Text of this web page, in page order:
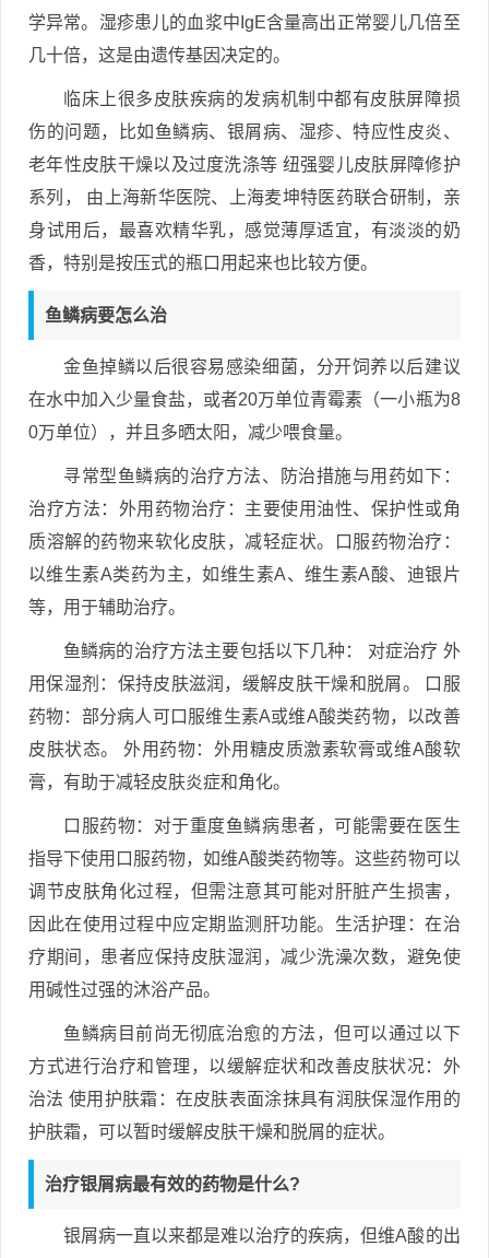
学异常。湿疹患儿的血浆中IgE含量高出正常婴儿几倍至
几十倍，这是由遗传基因决定的。
临床上很多皮肤疾病的发病机制中都有皮肤屏障损
伤的问题，比如鱼鳞病、银屑病、湿疹、特应性皮炎、
老年性皮肤干燥以及过度洗涤等 纽强婴儿皮肤屏障修护
系列， 由上海新华医院、上海麦坤特医药联合研制，亲
身试用后，最喜欢精华乳，感觉薄厚适宜，有淡淡的奶
香，特别是按压式的瓶口用起来也比较方便。
鱼鳞病要怎么治
金鱼掉鳞以后很容易感染细菌，分开饲养以后建议
在水中加入少量食盐，或者20万单位青霉素（一小瓶为8
0万单位），并且多晒太阳，减少喂食量。
寻常型鱼鳞病的治疗方法、防治措施与用药如下：
治疗方法：外用药物治疗：主要使用油性、保护性或角
质溶解的药物来软化皮肤，减轻症状。口服药物治疗：
以维生素A类药为主，如维生素A、维生素A酸、迪银片
等，用于辅助治疗。
鱼鳞病的治疗方法主要包括以下几种： 对症治疗 外
用保湿剂：保持皮肤滋润，缓解皮肤干燥和脱屑。 口服
药物：部分病人可口服维生素A或维A酸类药物，以改善
皮肤状态。 外用药物：外用糖皮质激素软膏或维A酸软
膏，有助于减轻皮肤炎症和角化。
口服药物：对于重度鱼鳞病患者，可能需要在医生
指导下使用口服药物，如维A酸类药物等。这些药物可以
调节皮肤角化过程，但需注意其可能对肝脏产生损害，
因此在使用过程中应定期监测肝功能。生活护理：在治
疗期间，患者应保持皮肤湿润，减少洗澡次数，避免使
用碱性过强的沐浴产品。
鱼鳞病目前尚无彻底治愈的方法，但可以通过以下
方式进行治疗和管理，以缓解症状和改善皮肤状况：外
治法 使用护肤霜：在皮肤表面涂抹具有润肤保湿作用的
护肤霜，可以暂时缓解皮肤干燥和脱屑的症状。
治疗银屑病最有效的药物是什么?
银屑病一直以来都是难以治疗的疾病，但维A酸的出